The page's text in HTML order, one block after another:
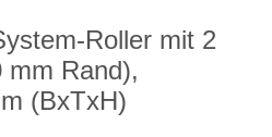
Roller mit 2
mm Rand),
(BxTxH)